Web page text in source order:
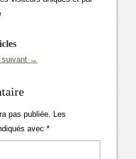
suivant →
pas publiée. Les
avec*